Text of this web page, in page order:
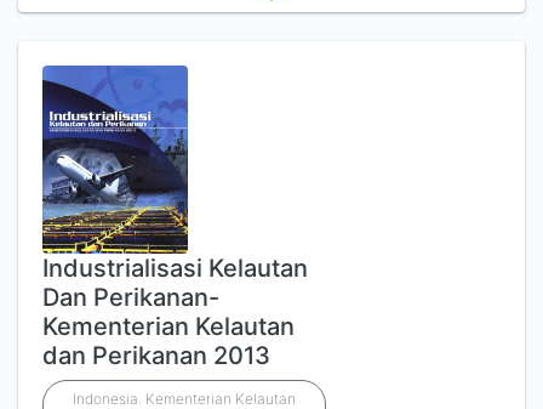
Industrialisasi Kelautan
Dan Perikanan-
Kementerian Kelautan
dan Perikanan 2013
Indonesia. Kementerian Kelautan